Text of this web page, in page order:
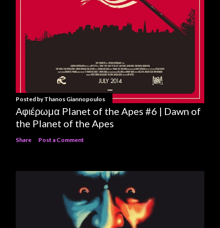
Posted byThanos Giannopoulos
Αφιέρωμα Planet of the Apes #6 | Dawn of
the Planet of the Apes
Share Post a Comment